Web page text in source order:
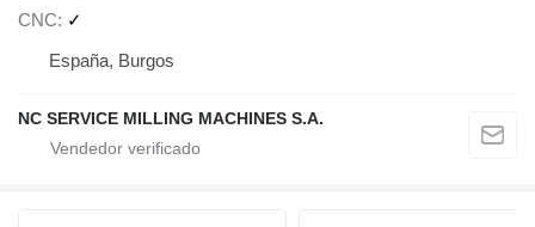
CNC
✓
España, Burgos
NC SERVICE MILLING MACHINES S.A.